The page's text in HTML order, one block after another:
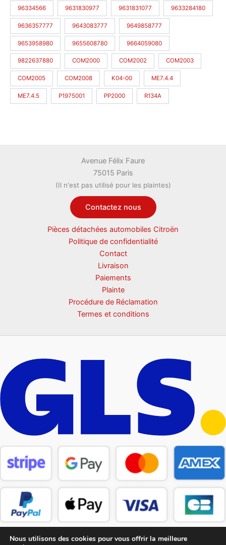
96334566 9631830977 9631831077 9633284180
9636357777 9643083777 9649858777
9653958980 9655608780 9664059080
9822637880 COM2000 COM2002 COM2003
COM2005 COM2008 K04-00 ME7.4.4
ME7.4.5 P1975001 PP2000 R134A
Avenue Félix Faure
75015 Paris
(Il n'est pas utilisé pour les plaintes)
Contactez nous
Pièces détachées automobiles Citroën
Politique de confidentialité
Contact
Livraison
Paiements
Plainte
Procédure de Réclamation
Termes et conditions
Nous utilisons des cookies pour vous offrir la meilleure